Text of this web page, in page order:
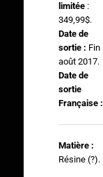
limitée :
349,99$.
Date de
sortie : Fin
août 2017.
Date de
sortie
Française :
Matière :
Résine (?).